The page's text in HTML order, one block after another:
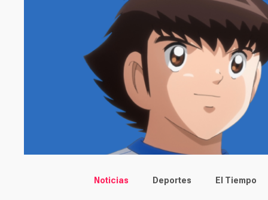
Main menu
Noticias Deportes El Tiempo